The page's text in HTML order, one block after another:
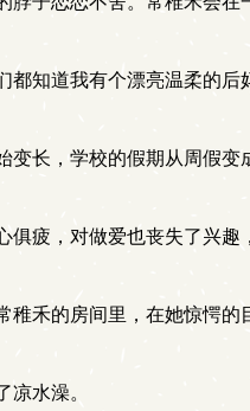
知道我有个漂亮温柔的后
长，学校的假期从周假变
疲，对做爱也丧失了兴趣
禾的房间里，在她惊愕的
水澡。